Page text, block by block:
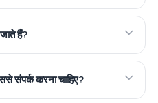
हैं?
संपर्क करना चाहिए?